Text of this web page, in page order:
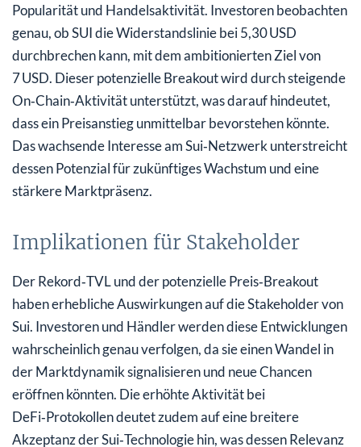
Popularität und Handelsaktivität. Investoren beobachten
genau, ob SUI die Widerstandslinie bei 5,30 USD
durchbrechen kann, mit dem ambitionierten Ziel von
7 USD. Dieser potenzielle Breakout wird durch steigende
On‑Chain‑Aktivität unterstützt, was darauf hindeutet,
dass ein Preisanstieg unmittelbar bevorstehen könnte.
Das wachsende Interesse am Sui‑Netzwerk unterstreicht
dessen Potenzial für zukünftiges Wachstum und eine
stärkere Marktpräsenz.
Implikationen für Stakeholder
Der Rekord‑TVL und der potenzielle Preis‑Breakout
haben erhebliche Auswirkungen auf die Stakeholder von
Sui. Investoren und Händler werden diese Entwicklungen
wahrscheinlich genau verfolgen, da sie einen Wandel in
der Marktdynamik signalisieren und neue Chancen
eröffnen könnten. Die erhöhte Aktivität bei
DeFi‑Protokollen deutet zudem auf eine breitere
Akzeptanz der Sui‑Technologie hin, was dessen Relevanz